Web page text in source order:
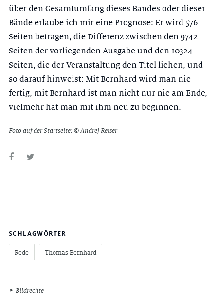
über den Gesamtumfang dieses Bandes oder dieser
Bände erlaube ich mir eine Prognose: Er wird 576
Seiten betragen, die Differenz zwischen den 9742
Seiten der vorliegenden Ausgabe und den 10324
Seiten, die der Veranstaltung den Titel liehen, und
so darauf hinweist: Mit Bernhard wird man nie
fertig, mit Bernhard ist man nicht nur nie am Ende,
vielmehr hat man mit ihm neu zu beginnen.
Foto auf der Startseite: © Andrej Reiser
SCHLAGWÖRTER
Rede Thomas Bernhard
Bildrechte